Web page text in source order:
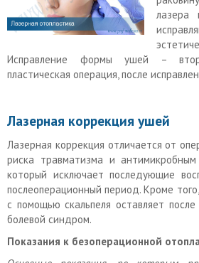
лазера
Исправление формы ушей –
пластическая операция, после
Лазерная коррекция ушей
Лазерная коррекция отличается от
риска травматизма и антимикробным
который исключает последующие
послеоперационный период. Кроме
с помощью скальпеля оставляет
болевой синдром.
Показания к безоперационной